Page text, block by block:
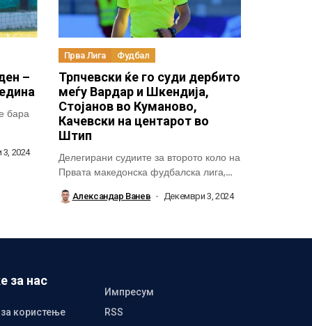
–
бара
2024
Прва Лига Фудбал
Трпчевски ќе го суди дербито
меѓу Вардар и Шкендија,
Стојанов во Куманово,
Качевски на центарот во
Штип
Делегирани судиите за второто коло на
Првата македонска фудбалска лига,
Александар Ванев Декември 3, 2024
за нас
Импресум
користење
RSS